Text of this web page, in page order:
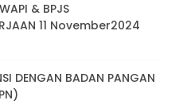
& BPJS
11 November2024
DENGAN BADAN PANGAN